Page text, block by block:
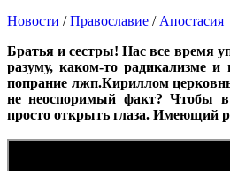
Новости /Православие / Апостасия
Братья и сестры! Нас все время
разуму, каком-то радикализме и
попрание лжп.Кириллом
не неоспоримый факт? Чтобы в
просто открыть глаза. Имеющий